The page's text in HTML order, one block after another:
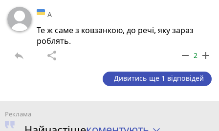
А
Те ж саме з ковзанкою, до речі, яку зараз
роблять.
reply share remove 2 add
Дивитись ще 1 відповідей